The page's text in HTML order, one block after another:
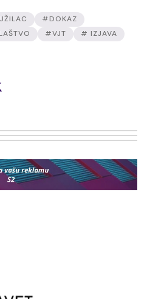
#DOKAZ
#VJT
# IZJAVA